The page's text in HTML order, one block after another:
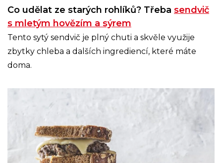
Co udělat ze starých rohlíků? Třeba sendvič
s mletým hovězím a sýrem
Tento sytý sendvič je plný chuti a skvěle využije
zbytky chleba a dalších ingrediencí, které máte
doma.